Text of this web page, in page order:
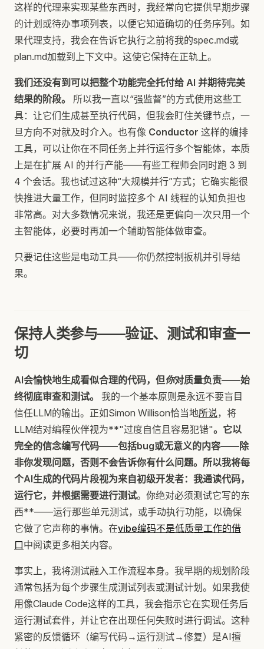
这样的代理来实现某些东西时，我经常向它提供早期步骤
的计划或待办事项列表，以便它知道确切的任务序列。如
果代理支持，我会在告诉它执行之前将我的spec.md或
plan.md加载到上下文中。这使它保持在正轨上。
我们还没有到可以把整个功能完全托付给 AI 并期待完美
结果的阶段。
所以我一直以“强监督”的方式使用这些工
具：让它们生成甚至执行代码，但我会盯住关键节点，一
旦方向不对就及时介入。也有像 Conductor 这样的编排
工具，可以让你在不同任务上并行运行多个智能体，本质
上是在扩展 AI 的并行产能——有些工程师会同时跑 3 到
4 个会话。我也试过这种“大规模并行”方式；它确实能很
快推进大量工作，但同时监控多个 AI 线程的认知负担也
非常高。对大多数情况来说，我还是更偏向一次只用一个
主智能体，必要时再加一个辅助智能体做审查。
只要记住这些是电动工具——你仍然控制扳机并引导结
果。
保持人类参与——验证、测试和审查一
切
AI会愉快地生成看似合理的代码，但你对质量负责——始
终彻底审查和测试。
我的一个基本原则是永远不要盲目
信任LLM的输出。正如Simon Willison恰当地所说，将
LLM结对编程伙伴视为**"过度自信且容易犯错"。它以
完全的信念编写代码——包括bug或无意义的内容——除
非你发现问题，否则不会告诉你有什么问题。所以我将每
个AI生成的代码片段视为来自初级开发者：我通读代码，
运行它，并根据需要进行测试。你绝对必须测试它写的东
西**——运行那些单元测试，或手动执行功能，以确保
它做了它声称的事情。在vibe编码不是低质量工作的借
口中阅读更多相关内容。
事实上，我将测试融入工作流程本身。我早期的规划阶段
通常包括为每个步骤生成测试列表或测试计划。如果我使
用像Claude Code这样的工具，我会指示它在实现任务后
运行测试套件，并让它在出现任何失败时进行调试。这种
紧密的反馈循环（编写代码→运行测试→修复）是AI擅